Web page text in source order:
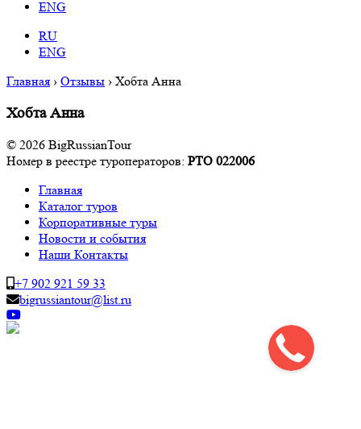
ENG
RU
ENG
Главная › Отзывы › Хобта Анна
Хобта Анна
© 2026 BigRussianTour
Номер в реестре туроператоров: РТО 022006
Главная
Каталог туров
Корпоративные туры
Новости и события
Наши Контакты
+7 902 921 59 33
bigrussiantour@list.ru